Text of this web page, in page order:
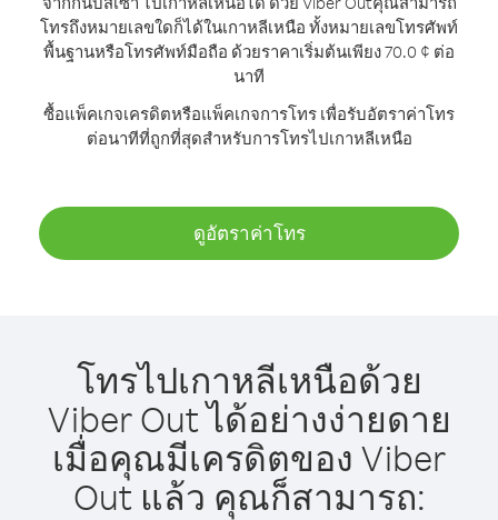
โทรถึงหมายเลขใดก็ได้ในเกาหลีเหนือ ทั้งหมายเลขโทรศัพท์
พื้นฐานหรือโทรศัพท์มือถือ ด้วยราคาเริ่มต้นเพียง 70.0 ¢ ต่อ
นาที
ซื้อแพ็คเกจเครดิตหรือแพ็คเกจการโทร เพื่อรับอัตราค่าโทร
ต่อนาทีที่ถูกที่สุดสำหรับการโทรไปเกาหลีเหนือ
ดูอัตราค่าโทร
โทรไปเกาหลีเหนือด้วย
Viber Out ได้อย่างง่ายดาย
เมื่อคุณมีเครดิตของ Viber
Out แล้ว คุณก็สามารถ: